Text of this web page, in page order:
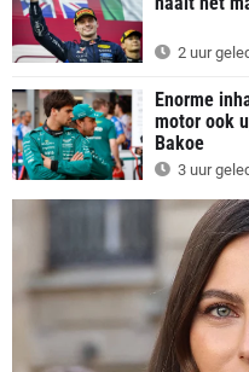
2 uur
Enorme
motor ook
Bakoe
3 uur